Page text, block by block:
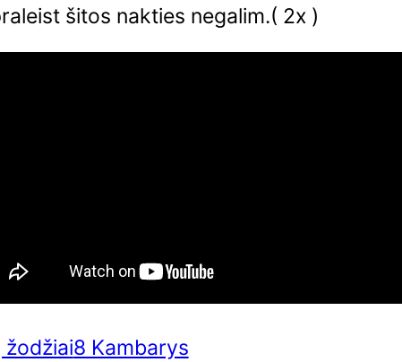
šitos nakties negalim.( 2x )
žodžiai8 Kambarys